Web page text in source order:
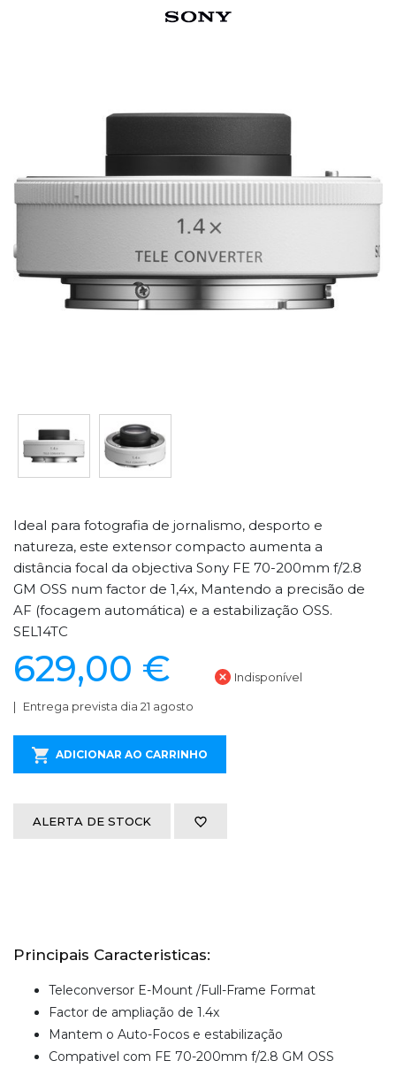
Ideal para fotografia de jornalismo, desporto e
natureza, este extensor compacto aumenta a
distância focal da objectiva Sony FE 70-200mm f/2.8
GM OSS num factor de 1,4x, Mantendo a precisão de
AF (focagem automática) e a estabilização OSS.
SEL14TC
629,00 € Indisponível
Entrega prevista dia 21 agosto
ADICIONAR AO CARRINHO
ALERTA DE STOCK
Principais Caracteristicas:
Teleconversor E-Mount /Full-Frame Format
Factor de ampliação de 1.4x
Mantem o Auto-Focos e estabilização
Compativel com FE 70-200mm f/2.8 GM OSS